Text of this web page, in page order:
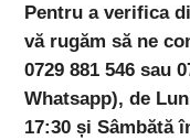
Pentru a verifica
vă rugăm să ne
0729 881 546 sau
Whatsapp), de
17:30 și Sâmbătă